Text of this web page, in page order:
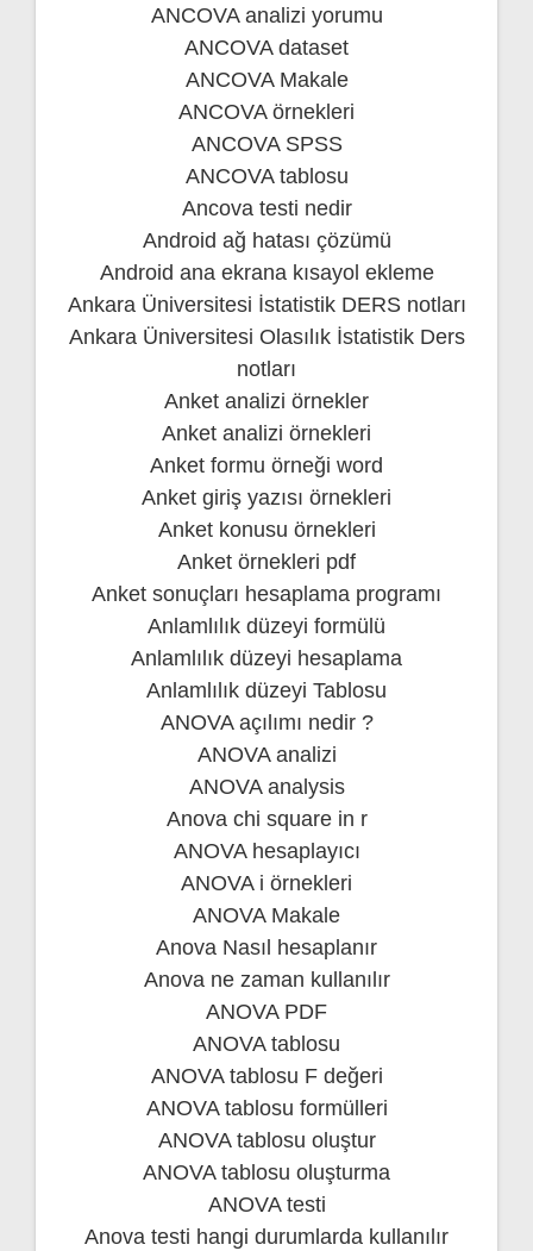
ANCOVA analizi yorumu
ANCOVA dataset
ANCOVA Makale
ANCOVA örnekleri
ANCOVA SPSS
ANCOVA tablosu
Ancova testi nedir
Android ağ hatası çözümü
Android ana ekrana kısayol ekleme
Ankara Üniversitesi İstatistik DERS notları
Ankara Üniversitesi Olasılık İstatistik Ders
notları
Anket analizi örnekler
Anket analizi örnekleri
Anket formu örneği word
Anket giriş yazısı örnekleri
Anket konusu örnekleri
Anket örnekleri pdf
Anket sonuçları hesaplama programı
Anlamlılık düzeyi formülü
Anlamlılık düzeyi hesaplama
Anlamlılık düzeyi Tablosu
ANOVA açılımı nedir ?
ANOVA analizi
ANOVA analysis
Anova chi square in r
ANOVA hesaplayıcı
ANOVA i örnekleri
ANOVA Makale
Anova Nasıl hesaplanır
Anova ne zaman kullanılır
ANOVA PDF
ANOVA tablosu
ANOVA tablosu F değeri
ANOVA tablosu formülleri
ANOVA tablosu oluştur
ANOVA tablosu oluşturma
ANOVA testi
Anova testi hangi durumlarda kullanılır